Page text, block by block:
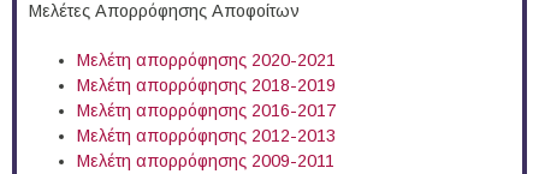
Μελέτες Απορρόφησης Αποφοίτων
Μελέτη απορρόφησης 2020-2021
Μελέτη απορρόφησης 2018-2019
Μελέτη απορρόφησης 2016-2017
Μελέτη απορρόφησης 2012-2013
Μελέτη απορρόφησης 2009-2011